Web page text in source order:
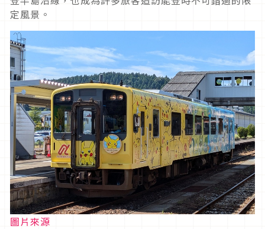
定風景。
圖片來源